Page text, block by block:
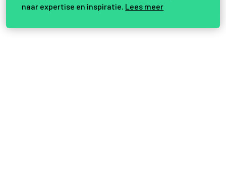
naar expertise en inspiratie. Lees meer